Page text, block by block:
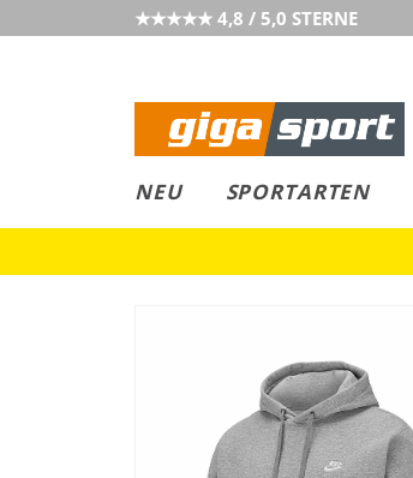
★★★★★ 4,8 / 5,0 STERNE
NEU SPORTARTEN
LEASING
COLLECT